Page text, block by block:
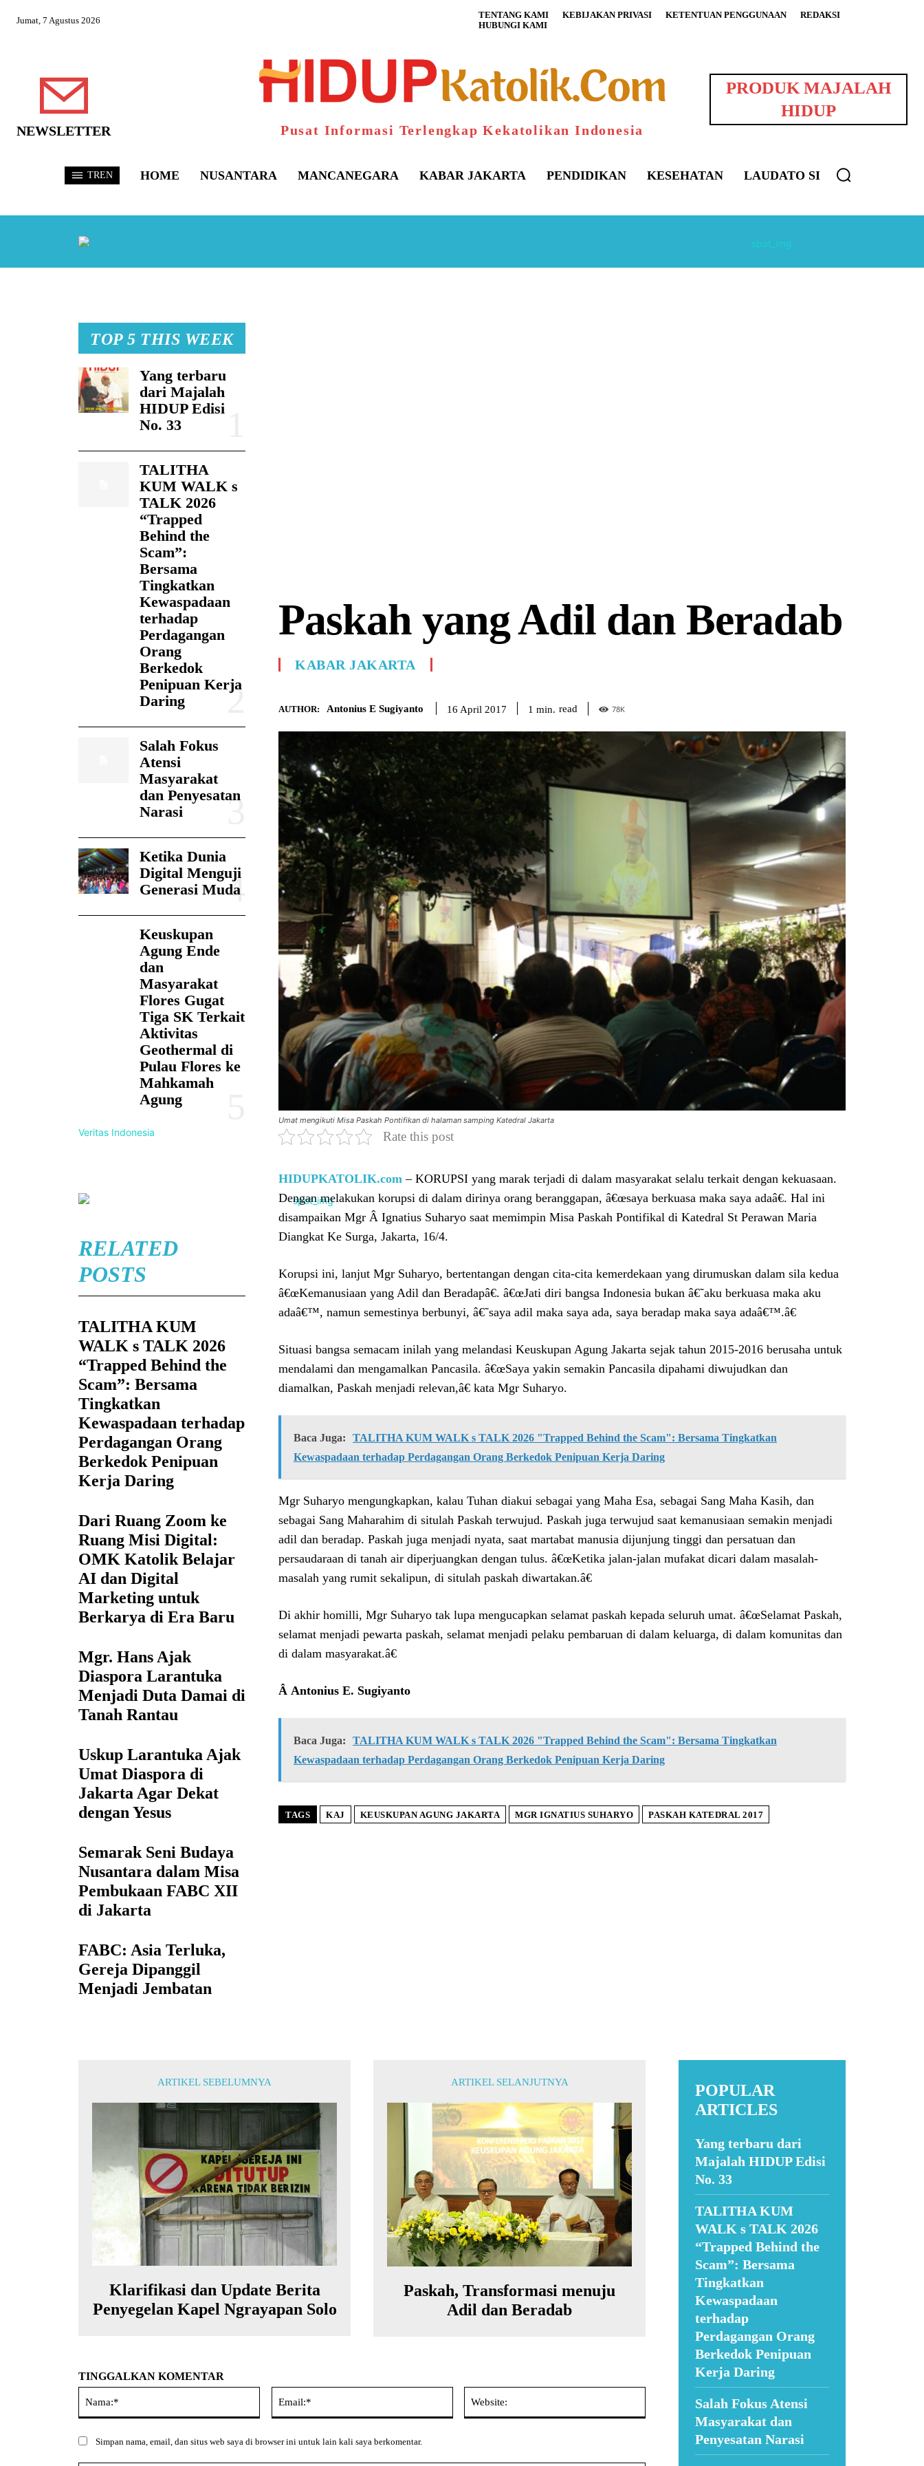
Jumat, 7 Agustus 2026 TENTANG KAMI KEBIJAKAN PRIVASI KETENTUAN PENGGUNAAN
REDAKSI
HUBUNGI KAMI
NEWSLETTER Pusat Informasi Terlengkap Kekatolikan Indonesia
PRODUK MAJALAH
HIDUP
TREN HOME NUSANTARA MANCANEGARA KABAR JAKARTA PENDIDIKAN KESEHATAN LAUDATO SI
TOP 5 THIS WEEK
Yang terbaru
dari Majalah
HIDUP Edisi
No. 33
TALITHA
KUM WALK s
TALK 2026
“Trapped
Behind the
Scam”:
Bersama
Tingkatkan
Kewaspadaan
terhadap
Perdagangan
Orang
Berkedok
Penipuan Kerja
Daring
Salah Fokus
Atensi
Masyarakat
dan Penyesatan
Narasi
Ketika Dunia
Digital Menguji
Generasi Muda
Keuskupan
Agung Ende
dan
Masyarakat
Flores Gugat
Tiga SK Terkait
Aktivitas
Geothermal di
Pulau Flores ke
Mahkamah
Agung
Veritas Indonesia
RELATED
POSTS
TALITHA KUM
WALK s TALK 2026
“Trapped Behind the
Scam”: Bersama
Tingkatkan
Kewaspadaan terhadap
Perdagangan Orang
Berkedok Penipuan
Kerja Daring
Dari Ruang Zoom ke
Ruang Misi Digital:
OMK Katolik Belajar
AI dan Digital
Marketing untuk
Berkarya di Era Baru
Mgr. Hans Ajak
Diaspora Larantuka
Menjadi Duta Damai di
Tanah Rantau
Uskup Larantuka Ajak
Umat Diaspora di
Jakarta Agar Dekat
dengan Yesus
Semarak Seni Budaya
Nusantara dalam Misa
Pembukaan FABC XII
di Jakarta
FABC: Asia Terluka,
Gereja Dipanggil
Menjadi Jembatan
Paskah yang Adil dan Beradab
KABAR JAKARTA
AUTHOR: Antonius E Sugiyanto 16 April 2017 1 min. read 78K
Umat mengikuti Misa Paskah Pontifikan di halaman samping Katedral Jakarta
Rate this post
HIDUPKATOLIK.com – KORUPSI yang marak terjadi di dalam masyarakat selalu terkait dengan kekuasaan.
Dengan melakukan korupsi di dalam dirinya orang beranggapan, â€œsaya berkuasa maka saya adaâ€. Hal ini
disampaikan Mgr Â Ignatius Suharyo saat memimpin Misa Paskah Pontifikal di Katedral St Perawan Maria
Diangkat Ke Surga, Jakarta, 16/4.
Korupsi ini, lanjut Mgr Suharyo, bertentangan dengan cita-cita kemerdekaan yang dirumuskan dalam sila kedua
â€œKemanusiaan yang Adil dan Beradapâ€. â€œJati diri bangsa Indonesia bukan â€˜aku berkuasa maka aku
adaâ€™, namun semestinya berbunyi, â€˜saya adil maka saya ada, saya beradap maka saya adaâ€™.â€
Situasi bangsa semacam inilah yang melandasi Keuskupan Agung Jakarta sejak tahun 2015-2016 berusaha untuk
mendalami dan mengamalkan Pancasila. â€œSaya yakin semakin Pancasila dipahami diwujudkan dan
diamalkan, Paskah menjadi relevan,â€ kata Mgr Suharyo.
Baca Juga:
TALITHA KUM WALK s TALK 2026 "Trapped Behind the Scam": Bersama Tingkatkan
Kewaspadaan terhadap Perdagangan Orang Berkedok Penipuan Kerja Daring
Mgr Suharyo mengungkapkan, kalau Tuhan diakui sebagai yang Maha Esa, sebagai Sang Maha Kasih, dan
sebagai Sang Maharahim di situlah Paskah terwujud. Paskah juga terwujud saat kemanusiaan semakin menjadi
adil dan beradap. Paskah juga menjadi nyata, saat martabat manusia dijunjung tinggi dan persatuan dan
persaudaraan di tanah air diperjuangkan dengan tulus. â€œKetika jalan-jalan mufakat dicari dalam masalah-
masalah yang rumit sekalipun, di situlah paskah diwartakan.â€
Di akhir homilli, Mgr Suharyo tak lupa mengucapkan selamat paskah kepada seluruh umat. â€œSelamat Paskah,
selamat menjadi pewarta paskah, selamat menjadi pelaku pembaruan di dalam keluarga, di dalam komunitas dan
di dalam masyarakat.â€
Â Antonius E. Sugiyanto
Baca Juga:
TALITHA KUM WALK s TALK 2026 "Trapped Behind the Scam": Bersama Tingkatkan
Kewaspadaan terhadap Perdagangan Orang Berkedok Penipuan Kerja Daring
TAGS KAJ KEUSKUPAN AGUNG JAKARTA MGR IGNATIUS SUHARYO PASKAH KATEDRAL 2017
ARTIKEL SEBELUMNYA
Klarifikasi dan Update Berita
Penyegelan Kapel Ngrayapan Solo
ARTIKEL SELANJUTNYA
Paskah, Transformasi menuju
Adil dan Beradab
TINGGALKAN KOMENTAR
Simpan nama, email, dan situs web saya di browser ini untuk lain kali saya berkomentar.
POPULAR
ARTICLES
Yang terbaru dari
Majalah HIDUP Edisi
No. 33
TALITHA KUM
WALK s TALK 2026
“Trapped Behind the
Scam”: Bersama
Tingkatkan
Kewaspadaan
terhadap
Perdagangan Orang
Berkedok Penipuan
Kerja Daring
Salah Fokus Atensi
Masyarakat dan
Penyesatan Narasi